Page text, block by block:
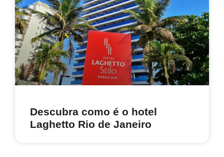
Descubra como é o hotel
Laghetto Rio de Janeiro